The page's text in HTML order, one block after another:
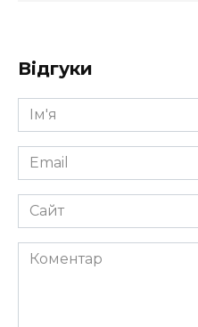
Відгуки
Ім'я
*
Email
*
Сайт
Коментар